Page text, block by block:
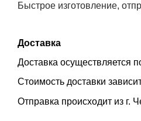
Быстрое изготовление,
Доставка
Доставка осуществляется
Стоимость доставки
Отправка происходит из г.